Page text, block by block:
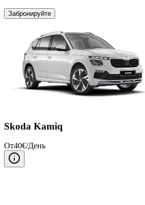
Забронируйте
Skoda Kamiq
От40€/День